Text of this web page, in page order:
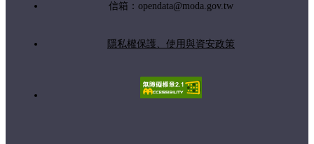
信箱： opendata@moda.gov.tw
隱私權保護、使用與資安政策